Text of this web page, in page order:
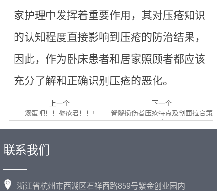
家护理中发挥着重要作用，其对压疮知识
的认知程度直接影响到压疮的防治结果，
因此，作为卧床患者和居家照顾者都应该
充分了解和正确识别压疮的恶化。
上一个
滚蛋吧！！褥疮君！！!
下一个
脊髓损伤者压疮特点及创面拉合策
略
联系我们
——
浙江省杭州市西湖区石祥西路859号紫金创业园内